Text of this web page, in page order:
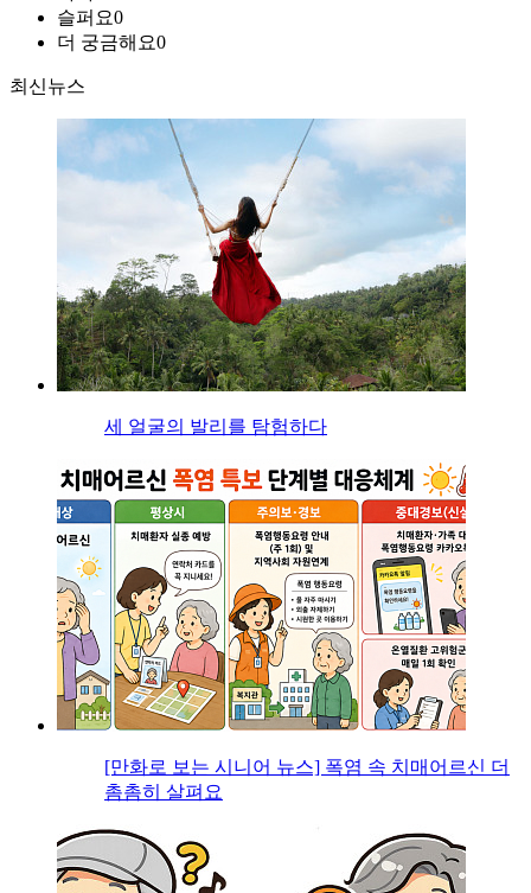
슬퍼요0
더 궁금해요0
최신뉴스
세 얼굴의 발리를 탐험하다
[만화로 보는 시니어 뉴스] 폭염 속 치매어르신 더
촘촘히 살펴요